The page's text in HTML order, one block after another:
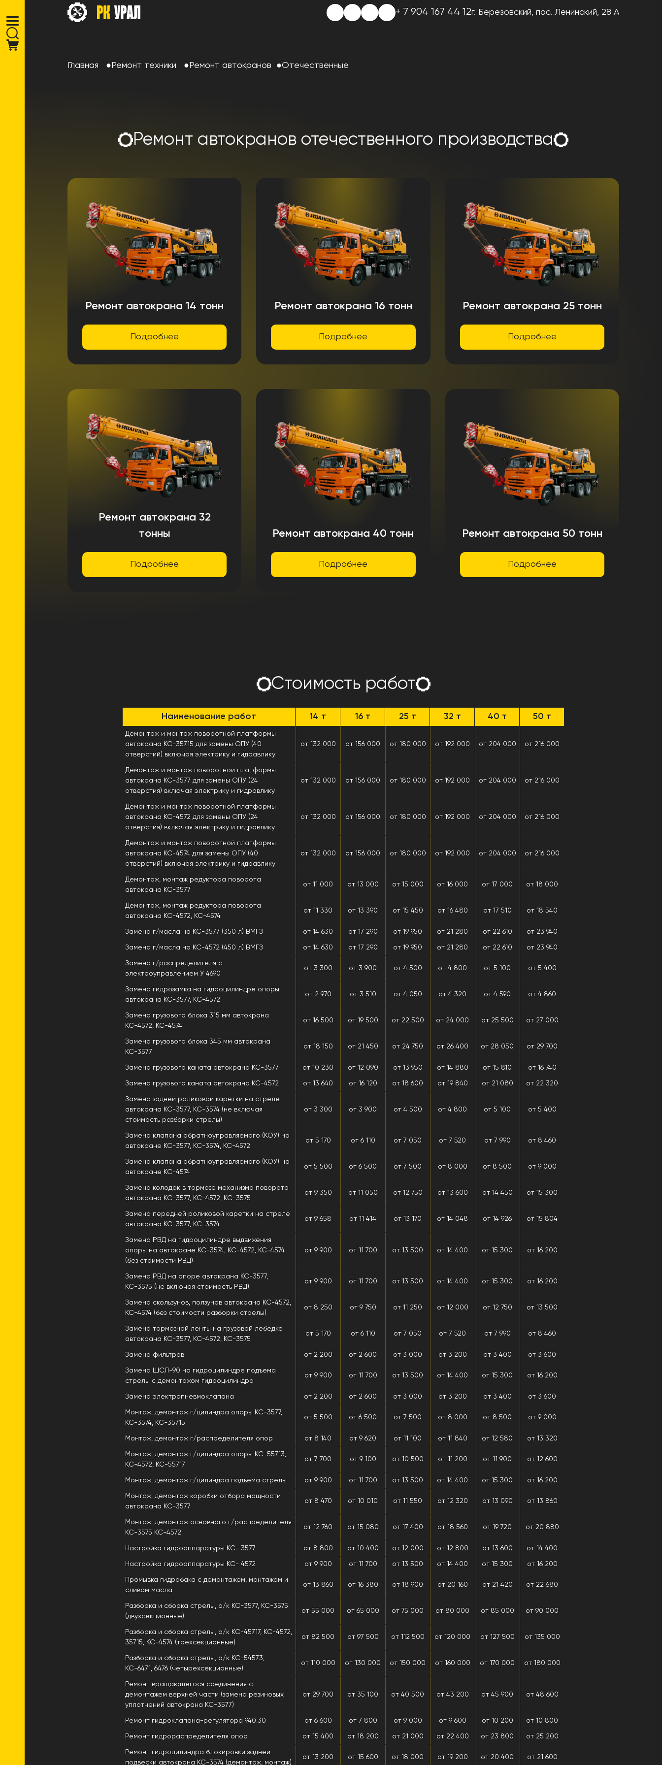
+ 7 904 167 44 12г. Березовский, пос. Ленинский, 28 А
Главная Ремонт техники Ремонт автокранов Отечественные
Ремонт автокранов отечественного производства
Ремонт автокрана 14 тонн
Подробнее
Ремонт автокрана 16 тонн
Подробнее
Ремонт автокрана 25 тонн
Подробнее
Ремонт автокрана 32
тонны
Подробнее
Ремонт автокрана 40 тонн
Подробнее
Ремонт автокрана 50 тонн
Подробнее
Стоимость работ
Наименование работ 14 т 16 т 25 т 32 т 40 т 50 т
Демонтаж и монтаж поворотной платформы
автокрана КС-35715 для замены ОПУ (40
отверстий) включая электрику и гидравлику
от 132 000 от 156 000 от 180 000 от 192 000 от 204 000 от 216 000
Демонтаж и монтаж поворотной платформы
автокрана КС-3577 для замены ОПУ (24
отверстия) включая электрику и гидравлику
от 132 000 от 156 000 от 180 000 от 192 000 от 204 000 от 216 000
Демонтаж и монтаж поворотной платформы
автокрана КС-4572 для замены ОПУ (24
отверстия) включая электрику и гидравлику
от 132 000 от 156 000 от 180 000 от 192 000 от 204 000 от 216 000
Демонтаж и монтаж поворотной платформы
автокрана КС-4574 для замены ОПУ (40
отверстий) включая электрику и гидравлику
от 132 000 от 156 000 от 180 000 от 192 000 от 204 000 от 216 000
Демонтаж, монтаж редуктора поворота
автокрана КС-3577
от 11 000 от 13 000 от 15 000 от 16 000 от 17 000 от 18 000
Демонтаж, монтаж редуктора поворота
автокрана КС-4572, КС-4574
от 11 330 от 13 390 от 15 450 от 16 480 от 17 510 от 18 540
Замена г/масла на КС-3577 (350 л) ВМГЗ от 14 630 от 17 290 от 19 950 от 21 280 от 22 610 от 23 940
Замена г/масла на КС-4572 (450 л) ВМГЗ от 14 630 от 17 290 от 19 950 от 21 280 от 22 610 от 23 940
Замена г/распределителя с
электроуправлением У 4690
от 3 300 от 3 900 от 4 500 от 4 800 от 5 100 от 5 400
Замена гидрозамка на гидроцилиндре опоры
автокрана КС-3577, КС-4572
от 2 970 от 3 510 от 4 050 от 4 320 от 4 590 от 4 860
Замена грузового блока 315 мм автокрана
КС-4572, КС-4574
от 16 500 от 19 500 от 22 500 от 24 000 от 25 500 от 27 000
Замена грузового блока 345 мм автокрана
КС-3577
от 18 150 от 21 450 от 24 750 от 26 400 от 28 050 от 29 700
Замена грузового каната автокрана КС-3577 от 10 230 от 12 090 от 13 950 от 14 880 от 15 810 от 16 740
Замена грузового каната автокрана КС-4572 от 13 640 от 16 120 от 18 600 от 19 840 от 21 080 от 22 320
Замена задней роликовой каретки на стреле
автокрана КС-3577, КС-3574 (не включая
стоимость разборки стрелы)
от 3 300 от 3 900 от 4 500 от 4 800 от 5 100 от 5 400
Замена клапана обратноуправляемого (КОУ) на
автокране КС-3577, КС-3574, КС-4572
от 5 170 от 6 110 от 7 050 от 7 520 от 7 990 от 8 460
Замена клапана обратноуправляемого (КОУ) на
автокране КС-4574
от 5 500 от 6 500 от 7 500 от 8 000 от 8 500 от 9 000
Замена колодок в тормозе механизма поворота
автокрана КС-3577, КС-4572, КС-3575
от 9 350 от 11 050 от 12 750 от 13 600 от 14 450 от 15 300
Замена передней роликовой каретки на стреле
автокрана КС-3577, КС-3574
от 9 658 от 11 414 от 13 170 от 14 048 от 14 926 от 15 804
Замена РВД на гидроцилиндре выдвижения
опоры на автокране КС-3574, КС-4572, КС-4574
(без стоимости РВД)
от 9 900 от 11 700 от 13 500 от 14 400 от 15 300 от 16 200
Замена РВД на опоре автокрана КС-3577,
КС-3575 (не включая стоимость РВД)
от 9 900 от 11 700 от 13 500 от 14 400 от 15 300 от 16 200
Замена скользунов, ползунов автокрана КС-4572,
КС-4574 (без стоимости разборки стрелы)
от 8 250 от 9 750 от 11 250 от 12 000 от 12 750 от 13 500
Замена тормозной ленты на грузовой лебедке
автокрана КС-3577, КС-4572, КС-3575
от 5 170 от 6 110 от 7 050 от 7 520 от 7 990 от 8 460
Замена фильтров от 2 200 от 2 600 от 3 000 от 3 200 от 3 400 от 3 600
Замена ШСЛ-90 на гидроцилиндре подъема
стрелы с демонтажом гидроцилиндра
от 9 900 от 11 700 от 13 500 от 14 400 от 15 300 от 16 200
Замена электропневмоклапана от 2 200 от 2 600 от 3 000 от 3 200 от 3 400 от 3 600
Монтаж, демонтаж г/цилиндра опоры КС-3577,
КС-3574, КС-35715
от 5 500 от 6 500 от 7 500 от 8 000 от 8 500 от 9 000
Монтаж, демонтаж г/распределителя опор от 8 140 от 9 620 от 11 100 от 11 840 от 12 580 от 13 320
Монтаж, демонтаж г/цилиндра опоры КС-55713,
КС-4572, КС-55717
от 7 700 от 9 100 от 10 500 от 11 200 от 11 900 от 12 600
Монтаж, демонтаж г/цилиндра подъема стрелы от 9 900 от 11 700 от 13 500 от 14 400 от 15 300 от 16 200
Монтаж, демонтаж коробки отбора мощности
автокрана КС-3577
от 8 470 от 10 010 от 11 550 от 12 320 от 13 090 от 13 860
Монтаж, демонтаж основного г/распределителя
КС-3575 КС-4572
от 12 760 от 15 080 от 17 400 от 18 560 от 19 720 от 20 880
Настройка гидроаппаратуры КС- 3577 от 8 800 от 10 400 от 12 000 от 12 800 от 13 600 от 14 400
Настройка гидроаппаратуры КС- 4572 от 9 900 от 11 700 от 13 500 от 14 400 от 15 300 от 16 200
Промывка гидробака с демонтажем, монтажом и
сливом масла
от 13 860 от 16 380 от 18 900 от 20 160 от 21 420 от 22 680
Разборка и сборка стрелы, а/к КС-3577, КС-3575
(двухсекционные)
от 55 000 от 65 000 от 75 000 от 80 000 от 85 000 от 90 000
Разборка и сборка стрелы, а/к КС-45717, КС-4572,
35715, КС-4574 (трехсекционные)
от 82 500 от 97 500 от 112 500 от 120 000 от 127 500 от 135 000
Разборка и сборка стрелы, а/к КС-54573,
КС-6471, 6476 (четырехсекционные)
от 110 000 от 130 000 от 150 000 от 160 000 от 170 000 от 180 000
Ремонт вращающегося соединения с
демонтажем верхней части (замена резиновых
уплотнений автокрана КС-3577)
от 29 700 от 35 100 от 40 500 от 43 200 от 45 900 от 48 600
Ремонт гидроклапана-регулятора 940.30 от 6 600 от 7 800 от 9 000 от 9 600 от 10 200 от 10 800
Ремонт гидрораспределителя опор от 15 400 от 18 200 от 21 000 от 22 400 от 23 800 от 25 200
Ремонт гидроцилиндра блокировки задней
подвески автокрана КС-3574 (демонтаж, монтаж)
от 13 200 от 15 600 от 18 000 от 19 200 от 20 400 от 21 600